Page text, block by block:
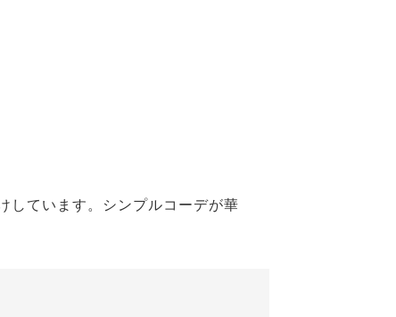
しています。シンプルコーデが華